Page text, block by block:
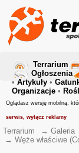
Terrarium
Ogłoszenia
• Artykuły •
Organizacje •
Oglądasz wersję mobilną,
serwis, wyłącz reklamy
Terrarium → Galeria
→ Węże właściwe